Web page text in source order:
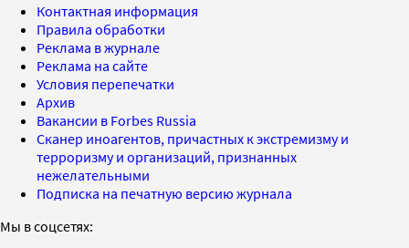
Контактная информация
Правила обработки
Реклама в журнале
Реклама на сайте
Условия перепечатки
Архив
Вакансии в Forbes Russia
Сканер иноагентов, причастных к экстремизму и
терроризму и организаций, признанных
нежелательными
Подписка на печатную версию журнала
Мы в соцсетях: